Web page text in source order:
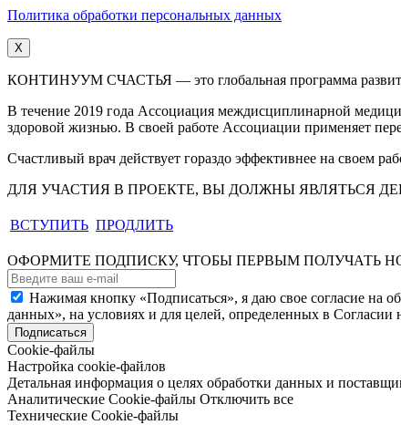
Политика обработки персональных данных
X
КОНТИНУУМ СЧАСТЬЯ — это глобальная программа
В течение 2019 года Ассоциация междисциплинарной
здоровой жизнью. В своей работе Ассоциации применяет
Счастливый врач действует гораздо эффективнее на своем
ДЛЯ УЧАСТИЯ В ПРОЕКТЕ, ВЫ ДОЛЖНЫ ЯВЛЯТЬСЯ
ВСТУПИТЬ ПРОДЛИТЬ
ОФОРМИТЕ ПОДПИСКУ, ЧТОБЫ ПЕРВЫМ ПОЛУЧАТЬ
Нажимая кнопку «Подписаться», я даю свое согласие на
данных», на условиях и для целей, определенных в Согласии
Подписаться
Cookie-файлы
Настройка cookie-файлов
Детальная информация о целях обработки данных и
Аналитические Cookie-файлы Отключить все
Технические Cookie-файлы